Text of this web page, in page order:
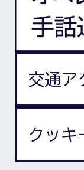
交通ア
クッキ